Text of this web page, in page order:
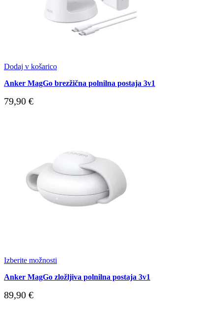
Dodaj v košarico
Anker MagGo brezžična polnilna postaja 3v1
79,90 €
Izberite možnosti
Anker MagGo zložljiva polnilna postaja 3v1
89,90 €